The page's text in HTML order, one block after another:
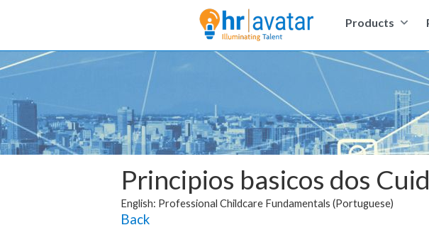
Products
Principios basicos dos
English: Professional Childcare Fundamentals (Portuguese)
Back